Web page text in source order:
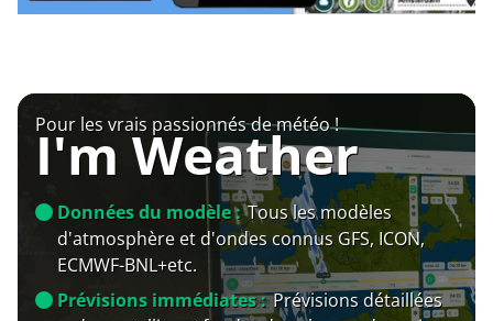
Pour les vrais passionnés de météo !
I'm Weather
Données du modèle : Tous les modèles
d'atmosphère et d'ondes connus GFS, ICON,
ECMWF-BNL+etc.
Prévisions immédiates : Prévisions détaillées